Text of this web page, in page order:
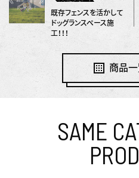
既存フェンスを活かして
ドッグランスペース施
工！！！
商品
SAME